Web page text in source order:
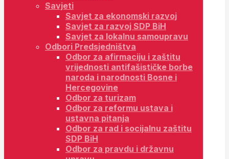
Savjeti
Savjet za ekonomski razvoj
Savjet za razvoj SDP BiH
Savjet za lokalnu samoupravu
Odbori Predsjedništva
Odbor za afirmaciju i zaštitu
vrijednosti antifašističke borbe
naroda i narodnosti Bosne i
Hercegovine
Odbor za turizam
Odbor za reformu ustava i
ustavna pitanja
Odbor za rad i socijalnu zaštitu
SDP BiH
Odbor za pravdu i državnu